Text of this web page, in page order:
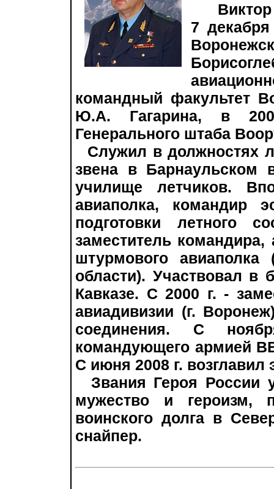
7
командный факультет
Ю.А. Гагарина, в
Генерального штаба
Служил в должностях
звена в Барнаульском
училище летчиков.
авиаполка, командир
подготовки летного
заместитель командира,
штурмового авиаполка
области). Участвовал в
Кавказе. С 2000 г. -
авиадивизии (г.
соединения. С
командующего армией
С июня 2008 г. возглавил
Звания Героя России
мужество и героизм,
воинского долга в
снайпер.